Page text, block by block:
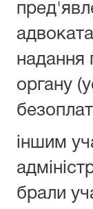
надання
органу
іншим
брали